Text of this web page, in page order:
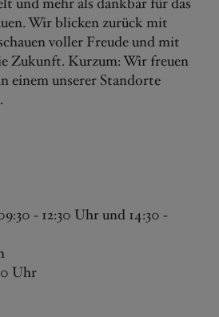
und mehr als dankbar für das
Wir blicken zurück mit
voller Freude und mit
Zukunft. Kurzum: Wir freuen
einem unserer Standorte
- 12:30 Uhr und 14:30 -
Uhr